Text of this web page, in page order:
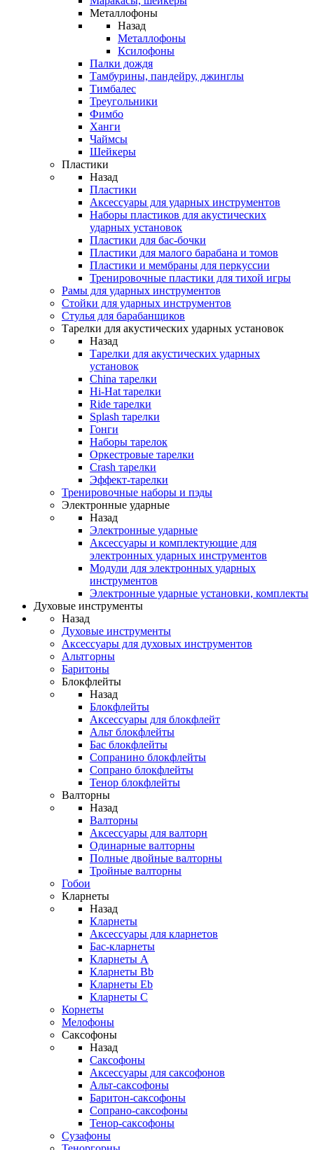
Металлофоны
Назад
Металлофоны
Ксилофоны
Палки дождя
Тамбурины, пандейру, джинглы
Тимбалес
Треугольники
Фимбо
Ханги
Чаймсы
Шейкеры
Пластики
Назад
Пластики
Аксессуары для ударных инструментов
Наборы пластиков для акустических
ударных установок
Пластики для бас-бочки
Пластики для малого барабана и томов
Пластики и мембраны для перкуссии
Тренировочные пластики для тихой игры
Рамы для ударных инструментов
Стойки для ударных инструментов
Стулья для барабанщиков
Тарелки для акустических ударных установок
Назад
Тарелки для акустических ударных
установок
China тарелки
Hi-Hat тарелки
Ride тарелки
Splash тарелки
Гонги
Наборы тарелок
Оркестровые тарелки
Сrash тарелки
Эффект-тарелки
Тренировочные наборы и пэды
Электронные ударные
Назад
Электронные ударные
Аксессуары и комплектующие для
электронных ударных инструментов
Модули для электронных ударных
инструментов
Электронные ударные установки, комплекты
Духовые инструменты
Назад
Духовые инструменты
Аксессуары для духовых инструментов
Альтгорны
Баритоны
Блокфлейты
Назад
Блокфлейты
Аксессуары для блокфлейт
Альт блокфлейты
Бас блокфлейты
Сопранино блокфлейты
Сопрано блокфлейты
Тенор блокфлейты
Валторны
Назад
Валторны
Аксессуары для валторн
Одинарные валторны
Полные двойные валторны
Тройные валторны
Гобои
Кларнеты
Назад
Кларнеты
Аксессуары для кларнетов
Бас-кларнеты
Кларнеты A
Кларнеты Bb
Кларнеты Eb
Кларнеты С
Корнеты
Мелофоны
Саксофоны
Назад
Саксофоны
Аксессуары для саксофонов
Альт-саксофоны
Баритон-саксофоны
Сопрано-саксофоны
Тенор-саксофоны
Сузафоны